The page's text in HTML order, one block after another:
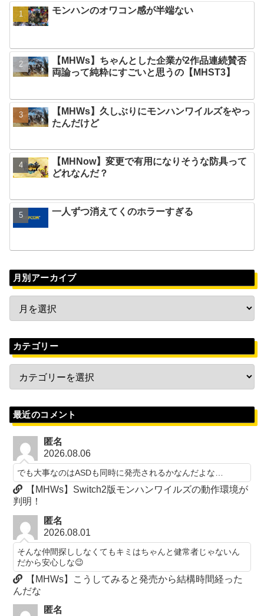
モンハンのオワコン感が半端ない
【MHWs】ちゃんとした企業が2作品連続賛否
両論って純粋にすごいと思うの【MHST3】
【MHWs】久しぶりにモンハンワイルズをやっ
たんだけど
【MHNow】変更で有用になりそうな防具って
どれなんだ？
一人ずつ消えてくのホラーすぎる
月別アーカイブ
カテゴリー
最近のコメント
匿名
2026.08.06
でも大事なのはASDも同時に発売されるかなんだよな…
【MHWs】Switch2版モンハンワイルズの動作環境が
判明！
匿名
2026.08.01
そんな仲間探ししなくてもキミはちゃんと健常者じゃないん
だから安心しな😉
【MHWs】こうしてみると発売から結構時間経った
んだな
匿名